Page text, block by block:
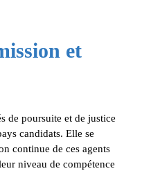
et
de poursuite et de justice
candidats. Elle se
continue de ces agents
niveau de compétence